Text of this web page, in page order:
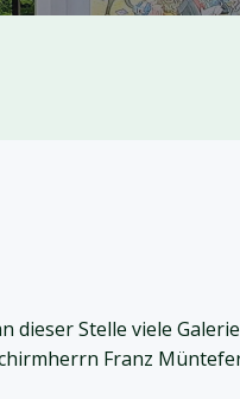
Stelle viele
Franz